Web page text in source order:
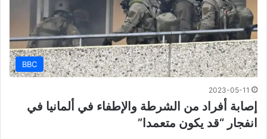
BBC
2023-05-11
إصابة أفراد من الشرطة والإطفاء في ألمانيا في
انفجار “قد يكون متعمدا”